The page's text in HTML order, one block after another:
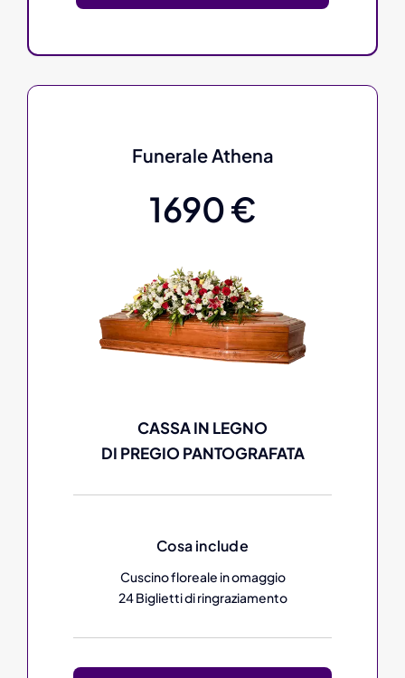
Funerale Athena
1690 €
CASSA IN LEGNO
DI PREGIO PANTOGRAFATA
Cosa include
Cuscino floreale in omaggio
24 Biglietti di ringraziamento